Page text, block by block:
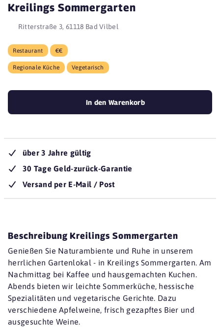
Kreilings Sommergarten
Ritterstraße 3, 61118 Bad Vilbel
Restaurant €€
Regionale Küche Vegetarisch
In den Warenkorb
über 3 Jahre gültig
30 Tage Geld-zurück-Garantie
Versand per E-Mail / Post
Beschreibung Kreilings Sommergarten
Genießen Sie Naturambiente und Ruhe in unserem
herrlichen Gartenlokal - in Kreilings Sommergarten. Am
Nachmittag bei Kaffee und hausgemachten Kuchen.
Abends bieten wir leichte Sommerküche, hessische
Spezialitäten und vegetarische Gerichte. Dazu
verschiedene Apfelweine, frisch gezapftes Bier und
ausgesuchte Weine.